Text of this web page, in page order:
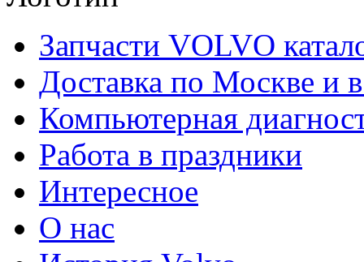
Запчасти VOLVO
Доставка по Москве и
Компьютерная
Работа в праздники
Интересное
О нас